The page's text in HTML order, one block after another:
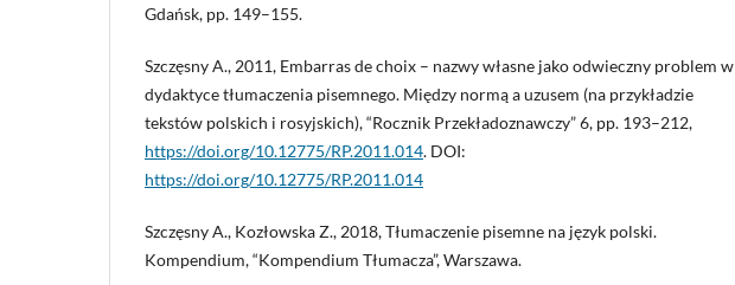
Gdańsk, pp. 149–155.
Szczęsny A., 2011, Embarras de choix – nazwy własne jako odwieczny problem w
dydaktyce tłumaczenia pisemnego. Między normą a uzusem (na przykładzie
tekstów polskich i rosyjskich), “Rocznik Przekładoznawczy” 6, pp. 193–212,
https://doi.org/10.12775/RP.2011.014. DOI:
https://doi.org/10.12775/RP.2011.014
Szczęsny A., Kozłowska Z., 2018, Tłumaczenie pisemne na język polski.
Kompendium, “Kompendium Tłumacza”, Warszawa.